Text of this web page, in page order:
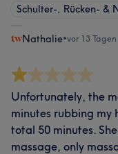
Schulter-, Rücken- &
Nathalie•vor 13 Tagen
Unfortunately, the
minutes rubbing my
total 50 minutes.
massage, only